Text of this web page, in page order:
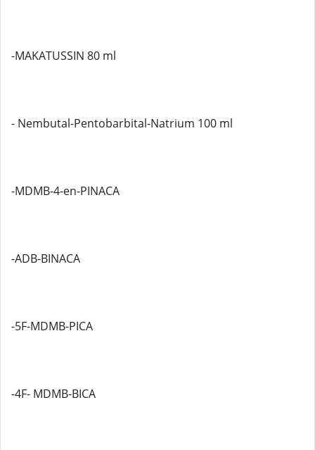
-MAKATUSSIN 80 ml
- Nembutal-Pentobarbital-Natrium 100 ml
-MDMB-4-en-PINACA
-ADB-BINACA
-5F-MDMB-PICA
-4F- MDMB-BICA